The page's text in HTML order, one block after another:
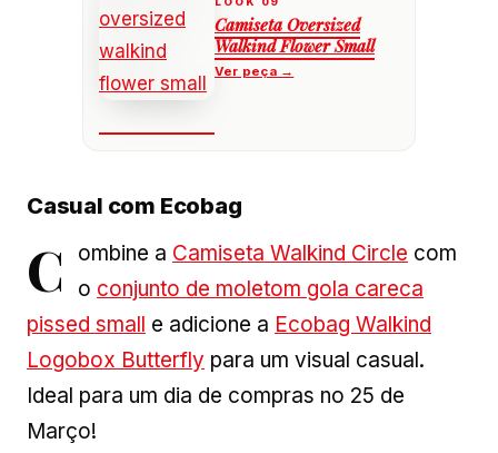
Camiseta Oversized
Walkind Flower Small
Casual com Ecobag
C ombine a Camiseta Walkind Circle com
o conjunto de moletom gola careca
pissed small e adicione a Ecobag Walkind
Logobox Butterfly para um visual casual.
Ideal para um dia de compras no 25 de
Março!